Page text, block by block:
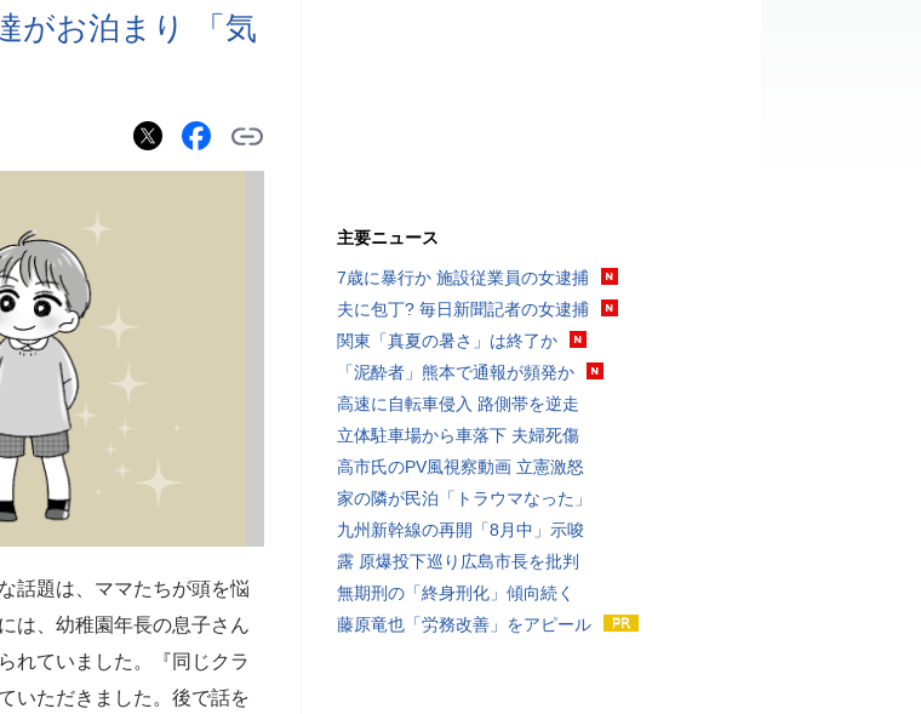
がお泊まり 「気
話題は、ママたちが頭を悩
は、幼稚園年長の息子さん
れていました。『同じクラ
いただきました。後で話を
主要ニュース
7歳に暴行か 施設従業員の女逮捕
夫に包丁? 毎日新聞記者の女逮捕
関東「真夏の暑さ」は終了か
「泥酔者」熊本で通報が頻発か
高速に自転車侵入 路側帯を逆走
立体駐車場から車落下 夫婦死傷
高市氏のPV風視察動画 立憲激怒
家の隣が民泊「トラウマなった」
九州新幹線の再開「8月中」示唆
露 原爆投下巡り広島市長を批判
無期刑の「終身刑化」傾向続く
藤原竜也「労務改善」をアピール